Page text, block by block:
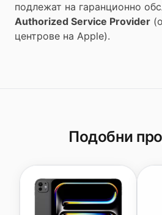
подлежат на гаранционно
Authorized Service Provider
центрове на Apple).
Подобни